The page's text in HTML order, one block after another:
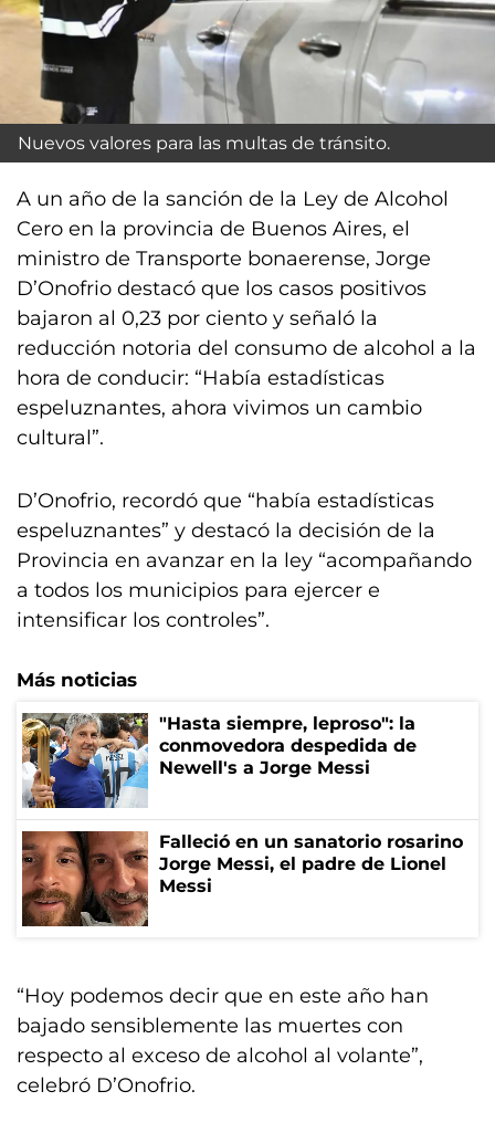
Nuevos valores para las multas de tránsito.
A un año de la sanción de la Ley de Alcohol
Cero en la provincia de Buenos Aires, el
ministro de Transporte bonaerense, Jorge
D’Onofrio destacó que los casos positivos
bajaron al 0,23 por ciento y señaló la
reducción notoria del consumo de alcohol a la
hora de conducir: “Había estadísticas
espeluznantes, ahora vivimos un cambio
cultural”.
D’Onofrio, recordó que “había estadísticas
espeluznantes” y destacó la decisión de la
Provincia en avanzar en la ley “acompañando
a todos los municipios para ejercer e
intensificar los controles”.
Más noticias
"Hasta siempre, leproso": la
conmovedora despedida de
Newell's a Jorge Messi
Falleció en un sanatorio rosarino
Jorge Messi, el padre de Lionel
Messi
“Hoy podemos decir que en este año han
bajado sensiblemente las muertes con
respecto al exceso de alcohol al volante”,
celebró D’Onofrio.